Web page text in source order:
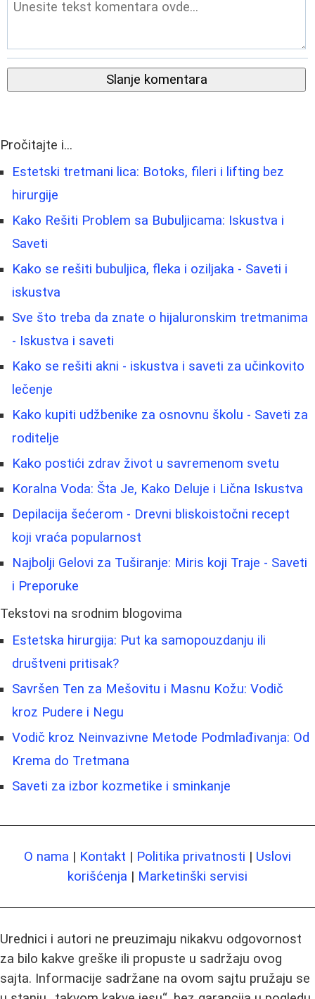
Slanje komentara
Pročitajte i...
Estetski tretmani lica: Botoks, fileri i lifting bez
hirurgije
Kako Rešiti Problem sa Bubuljicama: Iskustva i
Saveti
Kako se rešiti bubuljica, fleka i oziljaka - Saveti i
iskustva
Sve što treba da znate o hijaluronskim tretmanima
- Iskustva i saveti
Kako se rešiti akni - iskustva i saveti za učinkovito
lečenje
Kako kupiti udžbenike za osnovnu školu - Saveti za
roditelje
Kako postići zdrav život u savremenom svetu
Koralna Voda: Šta Je, Kako Deluje i Lična Iskustva
Depilacija šećerom - Drevni bliskoistočni recept
koji vraća popularnost
Najbolji Gelovi za Tuširanje: Miris koji Traje - Saveti
i Preporuke
Tekstovi na srodnim blogovima
Estetska hirurgija: Put ka samopouzdanju ili
društveni pritisak?
Savršen Ten za Mešovitu i Masnu Kožu: Vodič
kroz Pudere i Negu
Vodič kroz Neinvazivne Metode Podmlađivanja: Od
Krema do Tretmana
Saveti za izbor kozmetike i sminkanje
O nama | Kontakt | Politika privatnosti | Uslovi
korišćenja | Marketinški servisi
Urednici i autori ne preuzimaju nikakvu odgovornost
za bilo kakve greške ili propuste u sadržaju ovog
sajta. Informacije sadržane na ovom sajtu pružaju se